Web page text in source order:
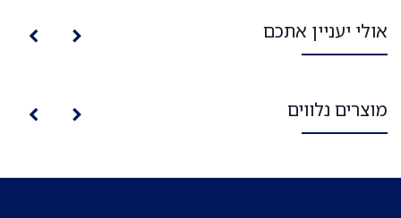
אולי יעניין אתכם
מוצרים נלווים